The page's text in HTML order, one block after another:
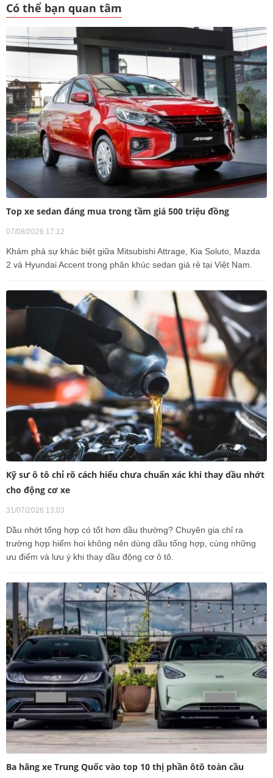
Có thể bạn quan tâm
Top xe sedan đáng mua trong tầm giá 500 triệu đồng
07/08/2026 17:12
Khám phá sự khác biệt giữa Mitsubishi Attrage, Kia Soluto, Mazda
2 và Hyundai Accent trong phân khúc sedan giá rẻ tại Việt Nam.
Kỹ sư ô tô chỉ rõ cách hiểu chưa chuẩn xác khi thay dầu nhớt
cho động cơ xe
31/07/2026 13:03
Dầu nhớt tổng hợp có tốt hơn dầu thường? Chuyên gia chỉ ra
trường hợp hiếm hoi không nên dùng dầu tổng hợp, cùng những
ưu điểm và lưu ý khi thay dầu động cơ ô tô.
Ba hãng xe Trung Quốc vào top 10 thị phần ôtô toàn cầu